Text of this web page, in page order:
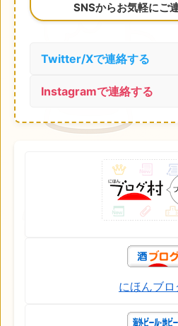
SNSからお気軽にご
Twitter/Xで連絡する
Instagramで連絡する
にほんブ